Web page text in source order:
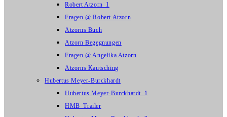
Robert Atzorn_1
Fragen @ Robert Atzorn
Atzorns Buch
Atzorn Begegnungen
Fragen @ Angelika Atzorn
Atzorns Kautsching
Hubertus Meyer-Burckhardt
Hubertus Meyer-Burckhardt_1
HMB_Trailer